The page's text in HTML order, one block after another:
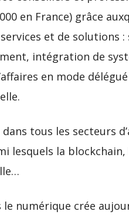
en France) grâce
et de solutions :
intégration de
en mode
tous les secteurs
lesquels la
le numérique crée